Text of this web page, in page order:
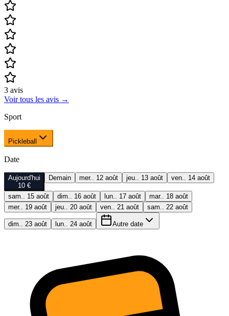
3 avis
Voir tous les avis →
Sport
Pickleball
Date
Aujourd'hui
10 €
Demain mer.. 12 août jeu.. 13 août ven.. 14 août
sam.. 15 août dim.. 16 août lun.. 17 août
mar.. 18 août
mer.. 19 août
jeu.. 20 août ven.. 21 août sam.. 22 août
dim.. 23 août lun.. 24 août Autre date